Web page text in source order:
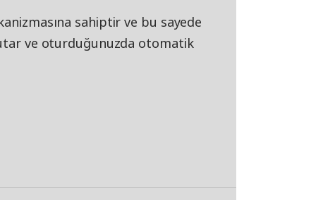
sahiptir ve bu sayede
ve oturduğunuzda otomatik